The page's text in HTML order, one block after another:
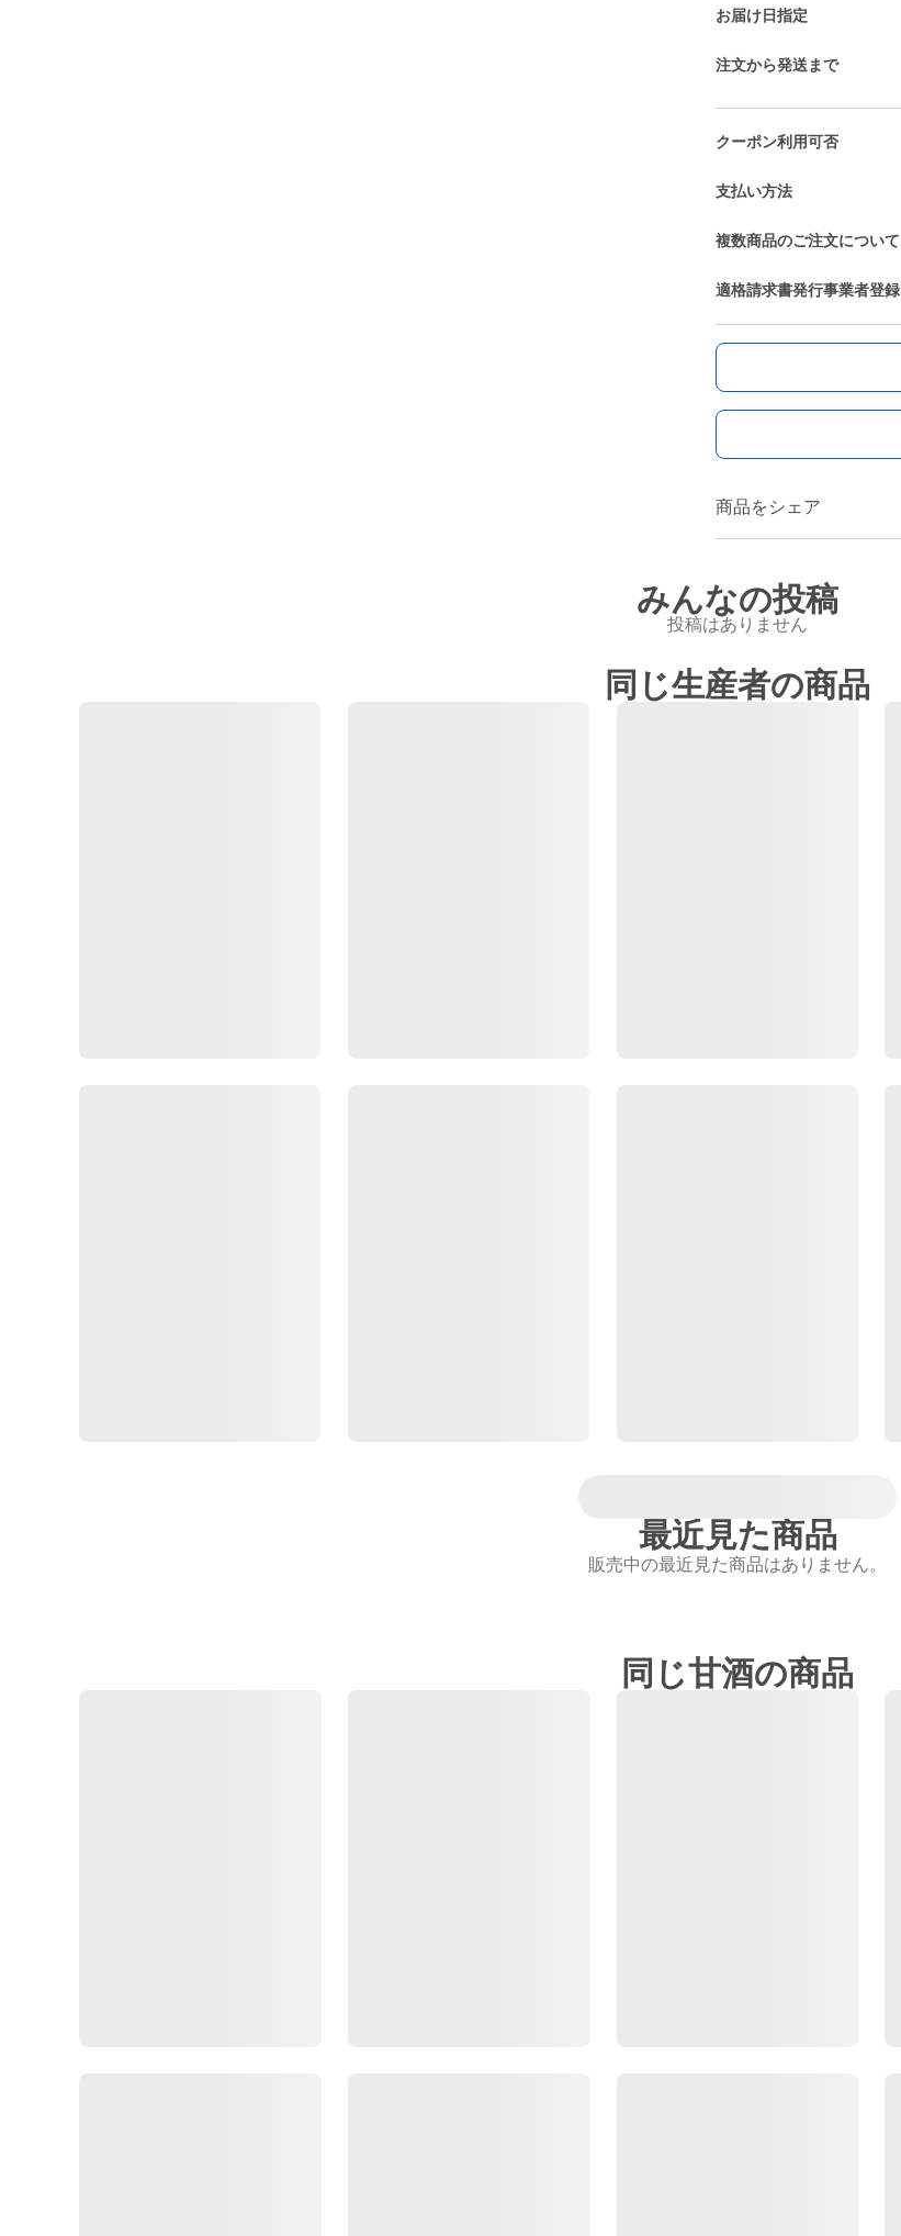
お届け日指定
注文から発送まで
クーポン利用可否
支払い方法
複数商品のご注文について
適格請求書発行事業者登録
商品をシェア
みんなの投稿
投稿はありません
同じ生産者の商品
最近見た商品
販売中の最近見た商品はありません。
同じ甘酒の商品